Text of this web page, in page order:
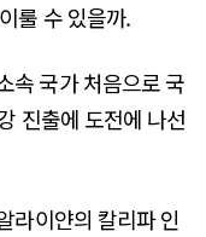
룰 수 있을까.
속 국가 처음으로 국
진출에 도전에 나선
라이얀의 칼리파 인